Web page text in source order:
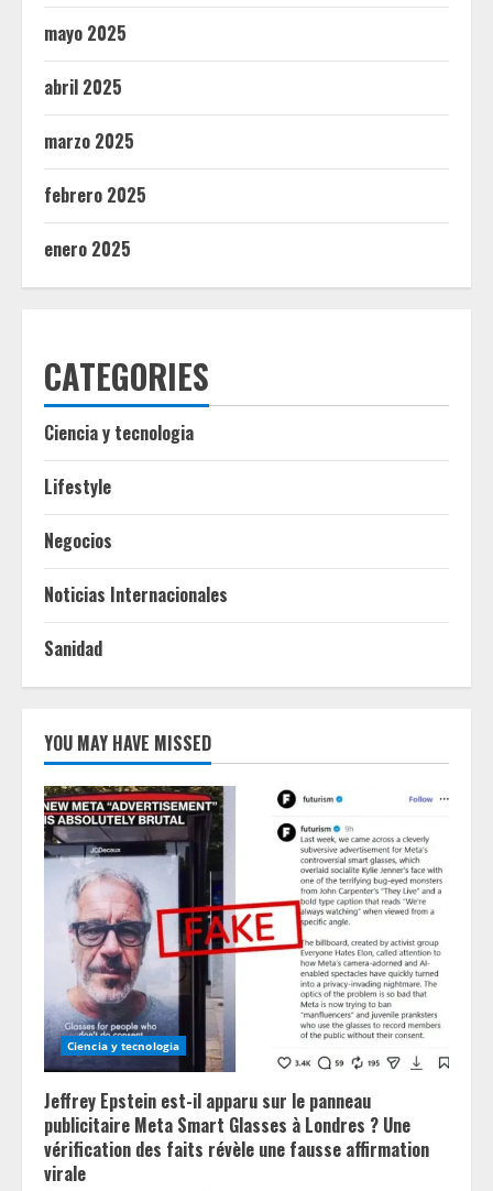
mayo 2025
abril 2025
marzo 2025
febrero 2025
enero 2025
CATEGORIES
Ciencia y tecnologia
Lifestyle
Negocios
Noticias Internacionales
Sanidad
YOU MAY HAVE MISSED
Ciencia y tecnologia
Jeffrey Epstein est-il apparu sur le panneau
publicitaire Meta Smart Glasses à Londres ? Une
vérification des faits révèle une fausse affirmation
virale